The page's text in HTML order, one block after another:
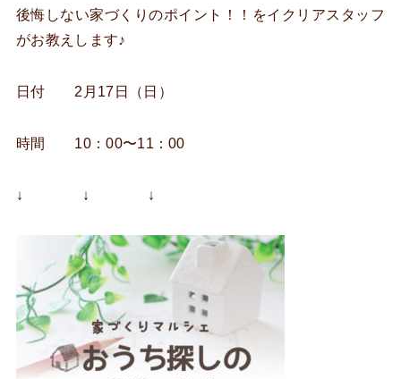
後悔しない家づくりのポイント！！をイクリアスタッフ
がお教えします♪
日付 2月17日（日）
時間 10：00〜11：00
↓ ↓ ↓